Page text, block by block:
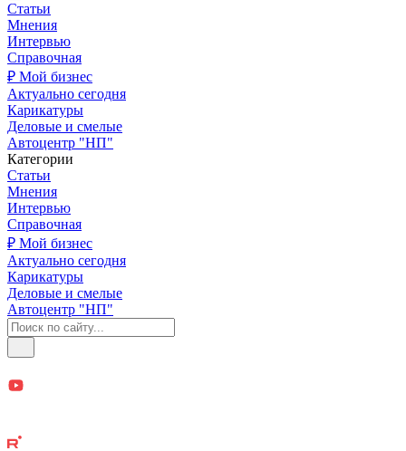
Статьи
Мнения
Интервью
Справочная
₽ Мой бизнес
Актуально сегодня
Карикатуры
Деловые и смелые
Автоцентр "НП"
Категории
Статьи
Мнения
Интервью
Справочная
₽ Мой бизнес
Актуально сегодня
Карикатуры
Деловые и смелые
Автоцентр "НП"